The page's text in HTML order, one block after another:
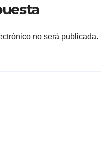
no será publicada.